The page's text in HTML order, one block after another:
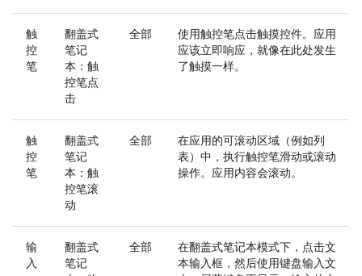
触
控
笔
翻盖式
笔记
本：触
控笔点
击
全部
使用触控笔点击触摸控件。应用
应该立即响应，就像在此处发生
了触摸一样。
触
控
笔
翻盖式
笔记
本：触
控笔滚
动
全部
在应用的可滚动区域（例如列
表）中，执行触控笔滑动或滚动
操作。应用内容会滚动。
输
入
翻盖式
笔记
全部
在翻盖式笔记本模式下，点击文
本输入框，然后使用键盘输入文